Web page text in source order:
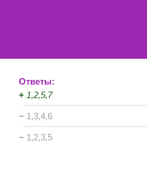
Ответы:
+ 1,2,5,7
− 1,3,4,6
− 1,2,3,5